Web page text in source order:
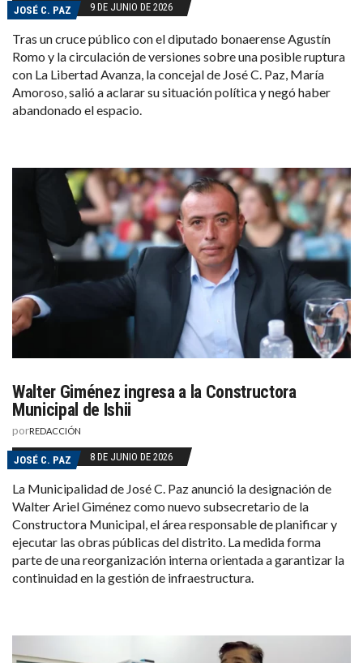
JOSÉ C. PAZ 9 DE JUNIO DE 2026
Tras un cruce público con el diputado bonaerense Agustín
Romo y la circulación de versiones sobre una posible ruptura
con La Libertad Avanza, la concejal de José C. Paz, María
Amoroso, salió a aclarar su situación política y negó haber
abandonado el espacio.
Walter Giménez ingresa a la Constructora
Municipal de Ishii
porREDACCIÓN
JOSÉ C. PAZ 8 DE JUNIO DE 2026
La Municipalidad de José C. Paz anunció la designación de
Walter Ariel Giménez como nuevo subsecretario de la
Constructora Municipal, el área responsable de planificar y
ejecutar las obras públicas del distrito. La medida forma
parte de una reorganización interna orientada a garantizar la
continuidad en la gestión de infraestructura.